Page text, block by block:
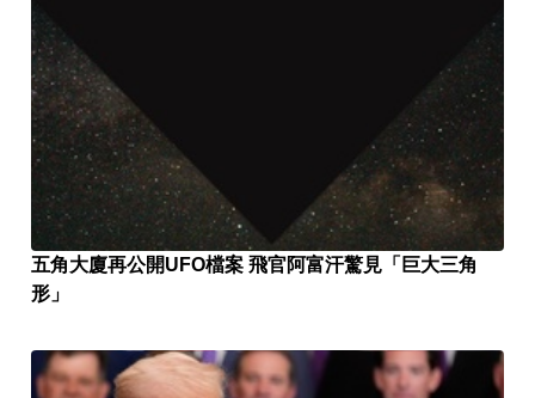
五角大廈再公開UFO檔案 飛官阿富汗驚見「巨大三角
形」